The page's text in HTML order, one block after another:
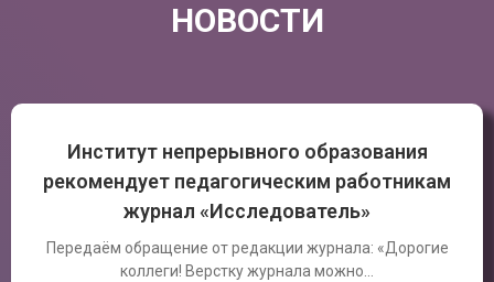
НОВОСТИ
Институт непрерывного образования
рекомендует педагогическим работникам
журнал «Исследователь»
Передаём обращение от редакции журнала: «Дорогие
коллеги! Верстку журнала можно…